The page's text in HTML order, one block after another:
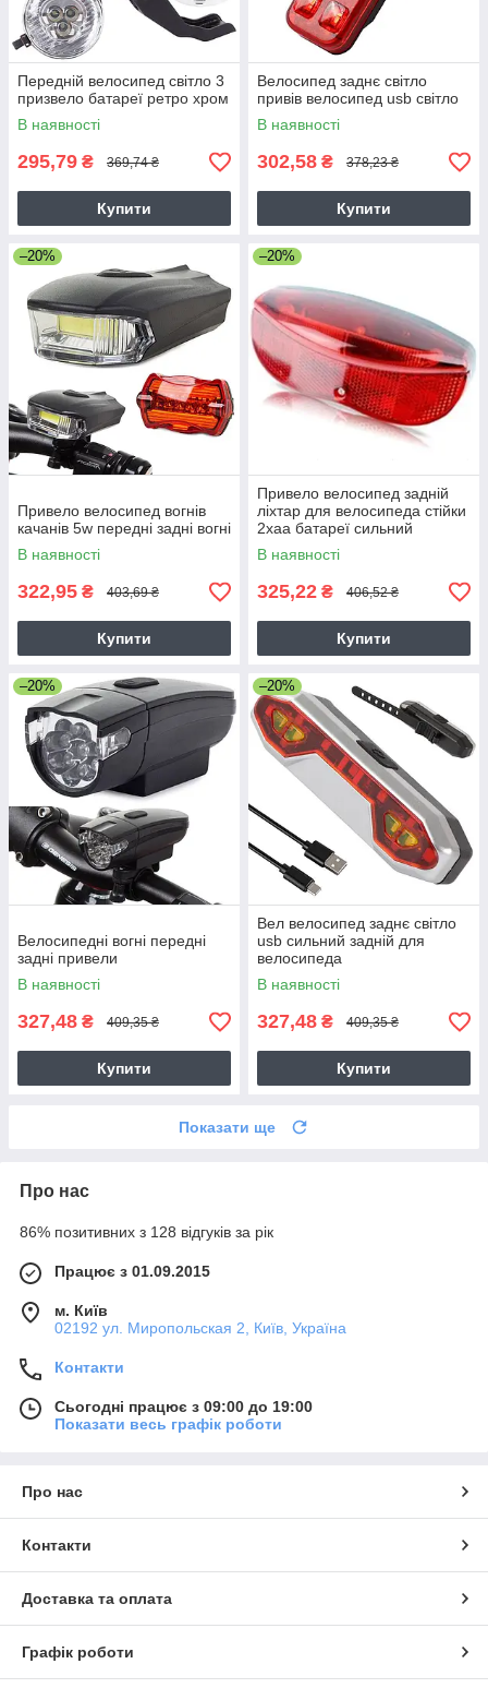
Передній велосипед світло 3
призвело батареї ретро хром
В наявності
295,79 ₴ 369,74 ₴
Купити
Велосипед заднє світло
привів велосипед usb світло
В наявності
302,58 ₴ 378,23 ₴
Купити
–20%
Привело велосипед вогнів
качанів 5w передні задні вогні
В наявності
322,95 ₴ 403,69 ₴
Купити
–20%
Привело велосипед задній
ліхтар для велосипеда стійки
2xaa батареї сильний
В наявності
325,22 ₴ 406,52 ₴
Купити
–20%
Велосипедні вогні передні
задні привели
В наявності
327,48 ₴ 409,35 ₴
Купити
–20%
Вел велосипед заднє світло
usb сильний задній для
велосипеда
В наявності
327,48 ₴ 409,35 ₴
Купити
Показати ще
Про нас
86% позитивних з 128 відгуків за рік
Працює з 01.09.2015
м. Київ
02192 ул. Миропольская 2, Київ, Україна
Контакти
Сьогодні працює з 09:00 до 19:00
Показати весь графік роботи
Про нас
Контакти
Доставка та оплата
Графік роботи